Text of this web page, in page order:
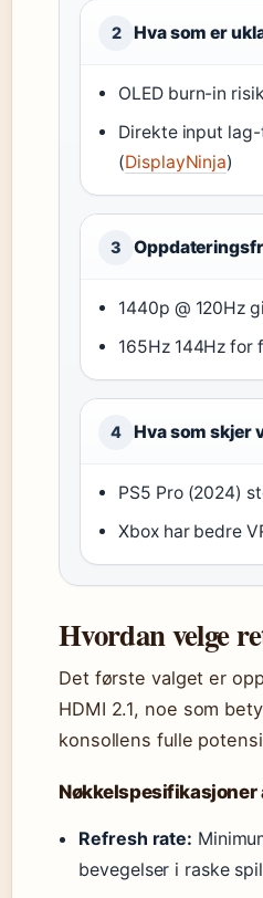
2 Hva som er
OLED burn-in
Direkte input
(DisplayNinja)
3
1440p @ 120Hz
165Hz 144Hz for
4 Hva som skjer
PS5 Pro (2024)
Xbox har bedre
Hvordan velge
Det første valget er
HDMI 2.1, noe som
konsollens fulle
Nøkkelspesifikasjoner
Refresh rate:
bevegelser i raske